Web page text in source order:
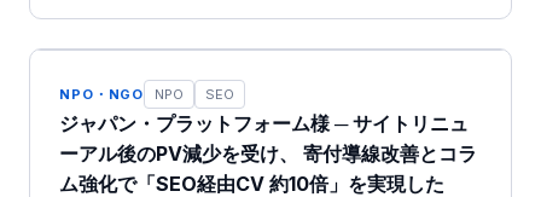
NPO・NGO NPO SEO
ジャパン・プラットフォーム様 ─ サイトリニュ
ーアル後のPV減少を受け、 寄付導線改善とコラ
ム強化で「SEO経由CV 約10倍」を実現した